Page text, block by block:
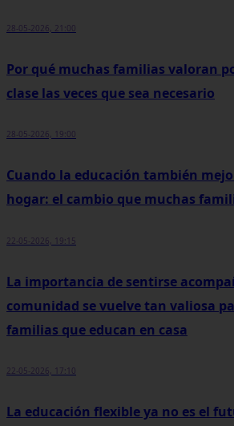
28-05-2026, 21:00
Por qué muchas familias valoran
clase las veces que sea necesario
28-05-2026, 19:00
Cuando la educación también
hogar: el cambio que muchas
22-05-2026, 19:15
La importancia de sentirse
comunidad se vuelve tan valiosa
familias que educan en casa
22-05-2026, 17:10
La educación flexible ya no es el